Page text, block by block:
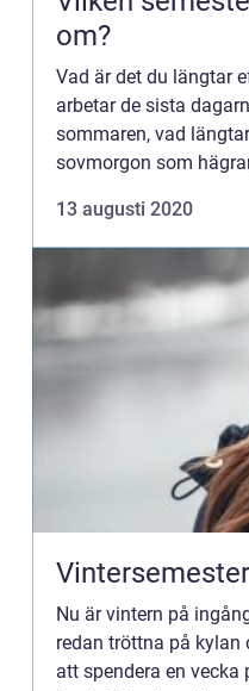
om?
Vad är det du längtar
arbetar de sista
sommaren, vad
sovmorgon som
sommar och semester
13 augusti 2020
Nu är vintern på
redan tröttna på kylan
att spendera en